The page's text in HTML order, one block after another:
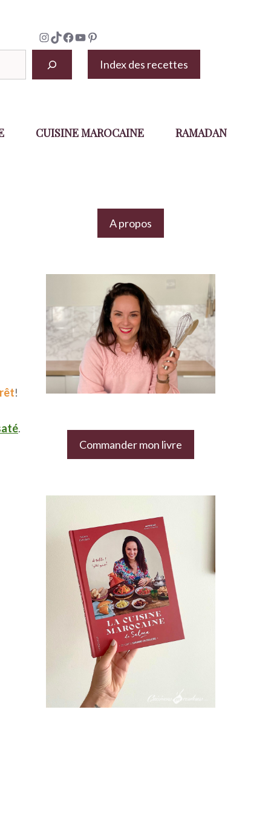
Instagram
TikTok
Facebook
YouTube
Pinterest
Index des recettes
CUISINE MAROCAINE RAMADAN
!
.
A propos
Commander mon livre